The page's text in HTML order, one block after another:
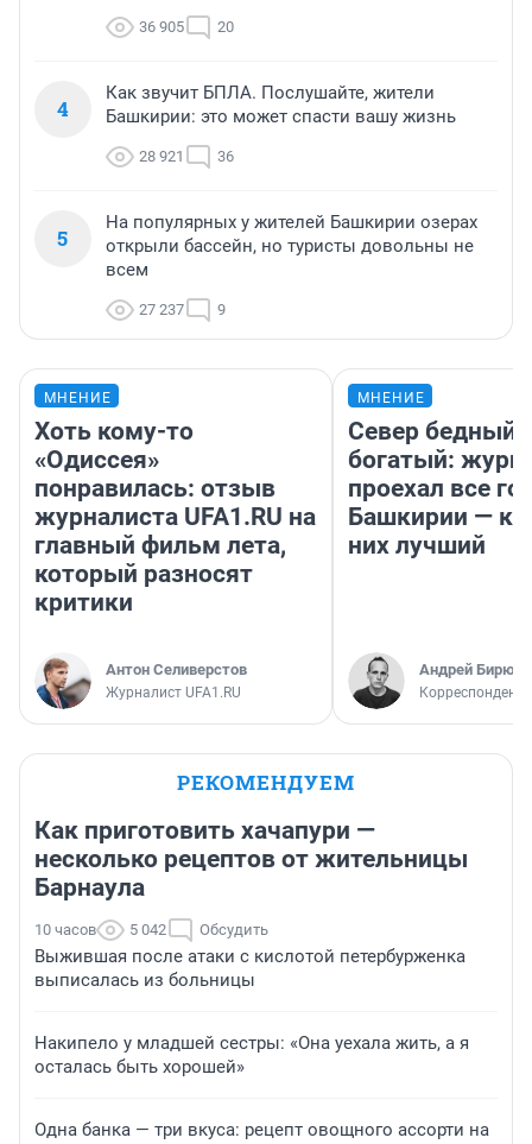
36 905 20
4
Как звучит БПЛА. Послушайте, жители
Башкирии: это может спасти вашу жизнь
28 921 36
5
На популярных у жителей Башкирии озерах
открыли бассейн, но туристы довольны не
всем
27 237 9
МНЕНИЕ
Хоть кому-то
«Одиссея»
понравилась: отзыв
журналиста UFA1.RU на
главный фильм лета,
который разносят
критики
Антон Селиверстов
Журналист UFA1.RU
МНЕНИЕ
Север бедный,
богатый:
проехал все
Башкирии —
них лучший
Андрей
Корреспондент
РЕКОМЕНДУЕМ
Как приготовить хачапури —
несколько рецептов от жительницы
Барнаула
10 часов 5 042 Обсудить
Выжившая после атаки с кислотой петербурженка
выписалась из больницы
Накипело у младшей сестры: «Она уехала жить, а я
осталась быть хорошей»
Одна банка — три вкуса: рецепт овощного ассорти на